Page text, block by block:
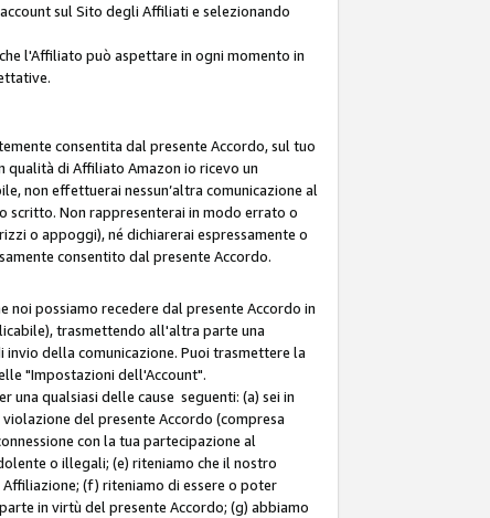
sul Sito degli Affiliati e selezionando
l'Affiliato può aspettare in ogni momento in
consentita dal presente Accordo, sul tuo
qualità di Affiliato Amazon io ricevo un
non effettuerai nessun’altra comunicazione al
scritto. Non rappresenterai in modo errato o
o appoggi), né dichiarerai espressamente o
consentito dal presente Accordo.
possiamo recedere dal presente Accordo in
trasmettendo all'altra parte una
invio della comunicazione. Puoi trasmettere la
"Impostazioni dell'Account".
qualsiasi delle cause seguenti: (a) sei in
del presente Accordo (compresa
con la tua partecipazione al
o illegali; (e) riteniamo che il nostro
(f) riteniamo di essere o poter
in virtù del presente Accordo; (g) abbiamo